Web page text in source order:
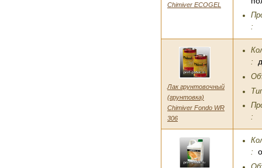
Chimiver ECOGEL
:
Лак грунтовочный
(грунтовка)
Chimiver Fondo WR
306
:
:
: